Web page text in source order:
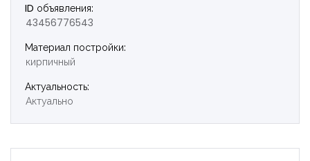
ID объявления:
43456776543
Материал постройки:
кирпичный
Актуальность:
Актуально
Запомнить